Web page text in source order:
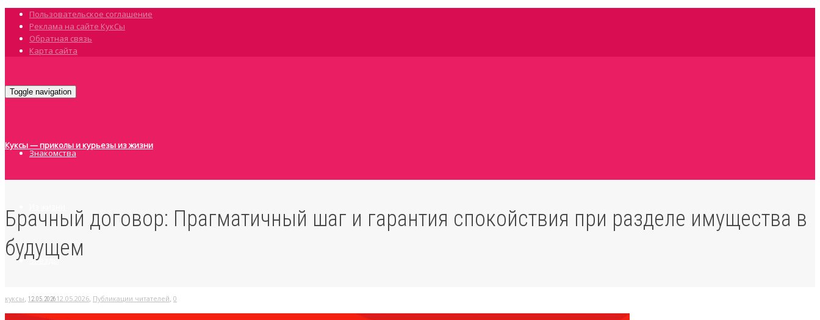
Пользовательское соглашение
Реклама на сайте КукСы
Обратная связь
Карта сайта
Toggle navigation
Куксы — приколы и курьезы из жизни
Знакомства
Звёзды
Факты
Брачный договор: Прагматичный шаг и гарантия спокойствия при разделе имущества в
будущем
куксы, 12.05.202612.05.2026, Публикации читателей, 0